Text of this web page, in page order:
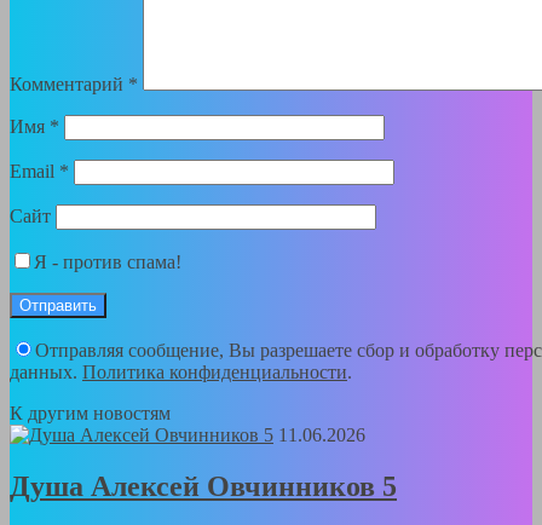
Комментарий *
Имя *
Email *
Сайт
Я - против спама!
Отправляя сообщение, Вы разрешаете сбор и обработку
данных. Политика конфиденциальности.
К другим новостям
11.06.2026
Душа Алексей Овчинников 5